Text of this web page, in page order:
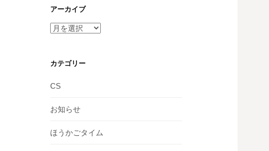
アーカイブ
ア
イ
カテゴリー
CS
お知らせ
ほうかごタイム